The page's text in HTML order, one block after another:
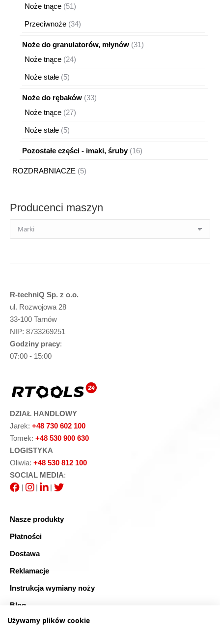
Noże tnące 5151
Przeciwnoże 3434
Noże do granulatorów, młynów 3131
Noże tnące 2424
Noże stałe 55
Noże do rębaków 3333
Noże tnące 2727
Noże stałe 55
Pozostałe części - imaki, śruby 1616
ROZDRABNIACZE
55
Producenci maszyn
R-techniQ Sp. z o.o.
ul. Rozwojowa 28
33-100 Tarnów
NIP: 8733269251
Godziny pracy:
07:00 - 15:00
DZIAŁ HANDLOWY
Jarek: +48 730 602 100
Tomek: +48 530 900 630
LOGISTYKA
Oliwia: +48 530 812 100
SOCIAL MEDIA:
|
| |
Nasze produkty
Płatności
Dostawa
Reklamacje
Instrukcja wymiany noży
Blog
FAQ
Używamy plików cookie